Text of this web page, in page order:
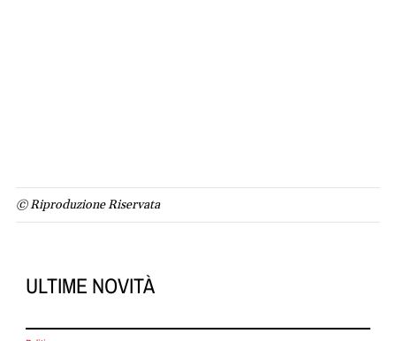
© Riproduzione Riservata
ULTIME NOVITÀ